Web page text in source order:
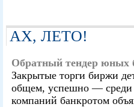
АХ, ЛЕТО!
Обратный тендер юных
Закрытые торги биржи
общем, успешно — среди
компаний банкротом